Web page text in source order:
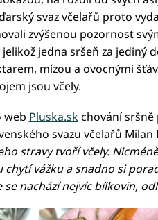
svaz včelařů proto
zvýšenou pozornost
jelikož jedna sršeň za jediný
mízou a ovocnými
jsou včely.
web Pluska.sk chování
svazu včelařů Milan
stravy tvoří včely.
chytí vážku a snadno si
se nachází nejvíc bílkovin,